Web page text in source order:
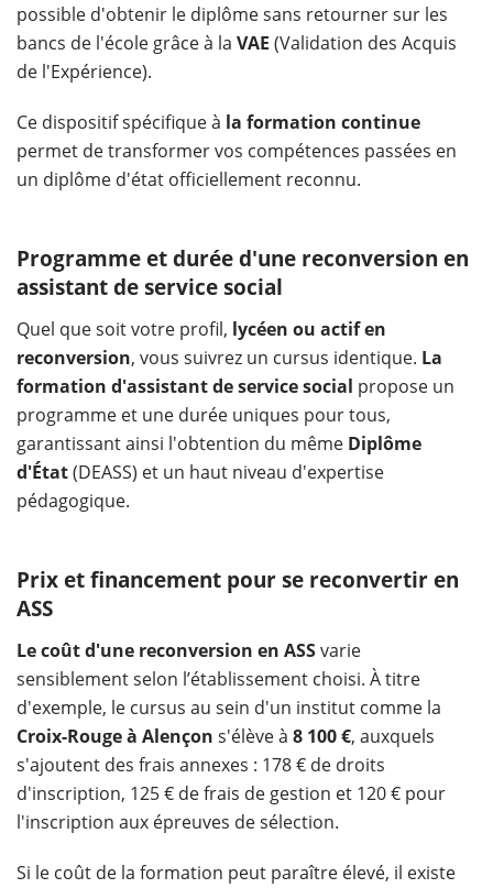
possible d'obtenir le diplôme sans retourner sur les
bancs de l'école grâce à la VAE (Validation des Acquis
de l'Expérience).
Ce dispositif spécifique à la formation continue
permet de transformer vos compétences passées en
un diplôme d'état officiellement reconnu.
Programme et durée d'une reconversion en
assistant de service social
Quel que soit votre profil, lycéen ou actif en
reconversion, vous suivrez un cursus identique. La
formation d'assistant de service social propose un
programme et une durée uniques pour tous,
garantissant ainsi l'obtention du même Diplôme
d'État(DEASS) et un haut niveau d'expertise
pédagogique.
Prix et financement pour se reconvertir en
ASS
Le coût d'une reconversion en ASSvarie
sensiblement selon l’établissement choisi. À titre
d'exemple, le cursus au sein d'un institut comme la
Croix-Rouge à Alençon s'élève à 8 100 €, auxquels
s'ajoutent des frais annexes : 178 € de droits
d'inscription, 125 € de frais de gestion et 120 € pour
l'inscription aux épreuves de sélection.
Si le coût de la formation peut paraître élevé, il existe